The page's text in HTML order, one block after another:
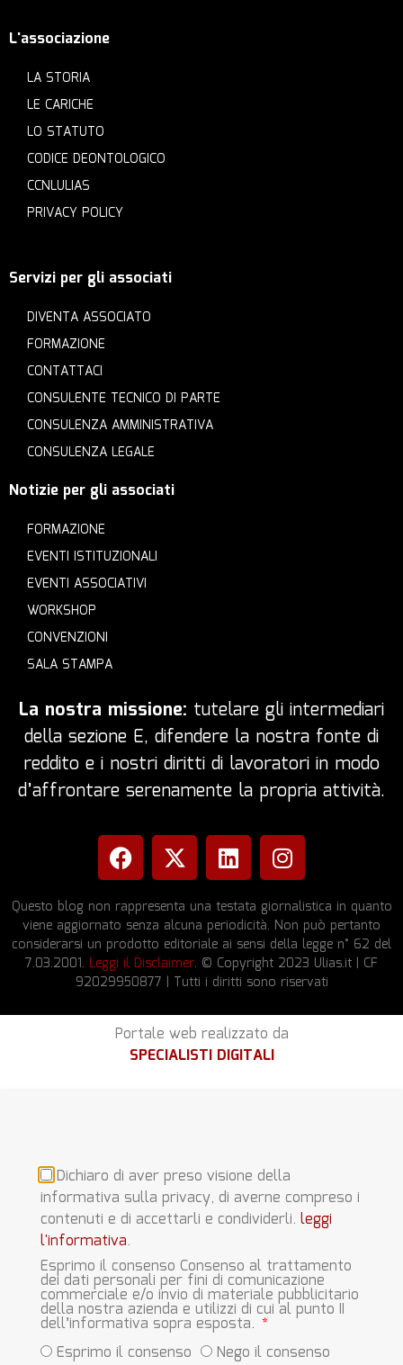
L'associazione
LA STORIA
LE CARICHE
LO STATUTO
CODICE DEONTOLOGICO
CCNLULIAS
PRIVACY POLICY
Servizi per gli associati
DIVENTA ASSOCIATO
FORMAZIONE
CONTATTACI
CONSULENTE TECNICO DI PARTE
CONSULENZA AMMINISTRATIVA
CONSULENZA LEGALE
Notizie per gli associati
FORMAZIONE
EVENTI ISTITUZIONALI
EVENTI ASSOCIATIVI
WORKSHOP
CONVENZIONI
SALA STAMPA
La nostra missione: tutelare gli intermediari
della sezione E, difendere la nostra fonte di
reddito e i nostri diritti di lavoratori in modo
d’affrontare serenamente la propria attività.
Questo blog non rappresenta una testata giornalistica in quanto
viene aggiornato senza alcuna periodicità. Non può pertanto
considerarsi un prodotto editoriale ai sensi della legge n° 62 del
7.03.2001. Leggi il Disclaimer. © Copyright 2023 Ulias.it | CF
92029950877 | Tutti i diritti sono riservati
Portale web realizzato da
SPECIALISTI DIGITALI
Dichiaro di aver preso visione della
informativa sulla privacy, di averne compreso i
contenuti e di accettarli e condividerli. leggi
l'informativa.
Esprimo il consenso Consenso al trattamento
dei dati personali per fini di comunicazione
commerciale e/o invio di materiale pubblicitario
della nostra azienda e utilizzi di cui al punto II
dell’informativa sopra esposta.
Esprimo il consenso
Nego il consenso